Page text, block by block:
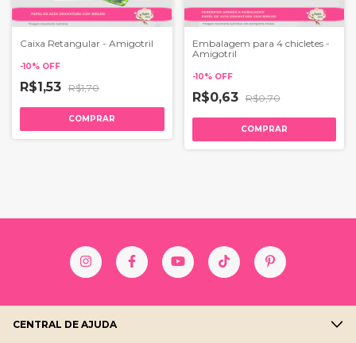
Caixa Retangular - Amigotril
-10% OFF
R$1,53 R$1,70
COMPRAR
Embalagem para 4 chicletes -
Amigotril
-10% OFF
R$0,63 R$0,70
COMPRAR
CENTRAL DE AJUDA